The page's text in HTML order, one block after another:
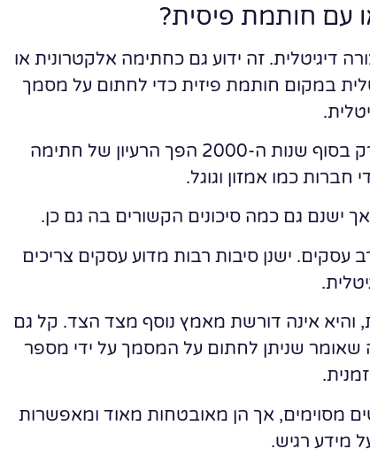
עם חותמת פיסית?
דיגיטלית. זה ידוע גם כחתימה אלקטרונית או
במקום חותמת פיזית כדי לחתום על מסמך
החתימה הדיגיטלית קיימת כבר עשרות שנים, אך רק בסוף שנות ה-2000 הפך הרעיון של חתימה
חברות כמו אמזון וגוגל.
ישנם גם כמה סיכונים הקשורים בה גם כן.
עסקים. ישנן סיבות רבות מדוע עסקים צריכים
והיא אינה דורשת מאמץ נוסף מצד הצד. קל גם
שניתן לחתום על המסמך על ידי מספר
מסוימים, אך הן מאובטחות מאוד ומאפשרות
מידע רגיש.